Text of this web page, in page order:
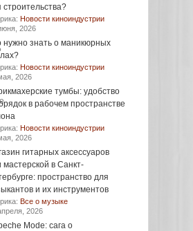
строительства?
Новости киноиндустрии
2026
нужно знать о маникюрных
Новости киноиндустрии
2026
тумбы: удобство
в рабочем пространстве
Новости киноиндустрии
2026
гитарных аксессуаров
мастерской в Санкт-
пространство для
и их инструментов
Все о музыке
2026
Mode: сага о